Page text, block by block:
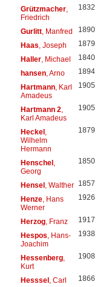
Grützmacher,
Friedrich
1832
Gurlitt, Manfred 1890
Haas , Joseph 1879
Haller, Michael 1840
hansen, Arno 1894
Hartmann, Karl
Amadeus
1905
Hartmann 2
Karl Amadeus
1905
Heckel,
Wilhelm
Hermann
1879
Henschel,
Georg
1850
Hensel, Walther 1857
Henze, Hans
Werner
1926
Herzog, Franz 1917
Hespos , Hans-
Joachim
1938
Hessenberg,
Kurt
1908
Hesssel, Carl 1866